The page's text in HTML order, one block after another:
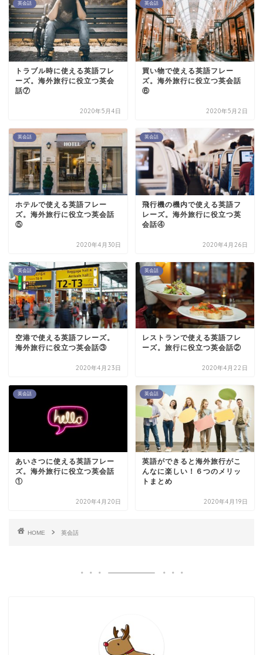
英会話
トラブル時に使える英語フレ
ーズ。海外旅行に役立つ英会
話⑦
2020年5月4日
英会話
買い物で使える英語フレー
ズ。海外旅行に役立つ英会話
⑥
2020年5月2日
英会話
ホテルで使える英語フレー
ズ。海外旅行に役立つ英会話
⑤
2020年4月30日
英会話
飛行機の機内で使える英語フ
レーズ。海外旅行に役立つ英
会話④
2020年4月26日
英会話
空港で使える英語フレーズ。
海外旅行に役立つ英会話③
2020年4月23日
英会話
レストランで使える英語フレ
ーズ。旅行に役立つ英会話②
2020年4月22日
英会話
あいさつに使える英語フレー
ズ。海外旅行に役立つ英会話
①
2020年4月20日
英会話
英語ができると海外旅行がこ
んなに楽しい！６つのメリッ
トまとめ
2020年4月19日
HOME 英会話